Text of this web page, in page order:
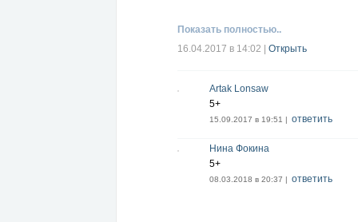
Показать полностью..
16.04.2017 в 14:02
Открыть
Artak Lonsaw
5+
15.09.2017 в 19:51 | ответить
Нина Фокина
5+
08.03.2018 в 20:37 | ответить